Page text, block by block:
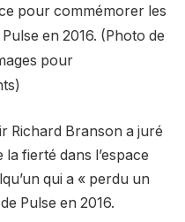
pour commémorer les
en 2016. (Photo de
pour
Richard Branson a juré
fierté dans l’espace
qui a « perdu un
Pulse en 2016.